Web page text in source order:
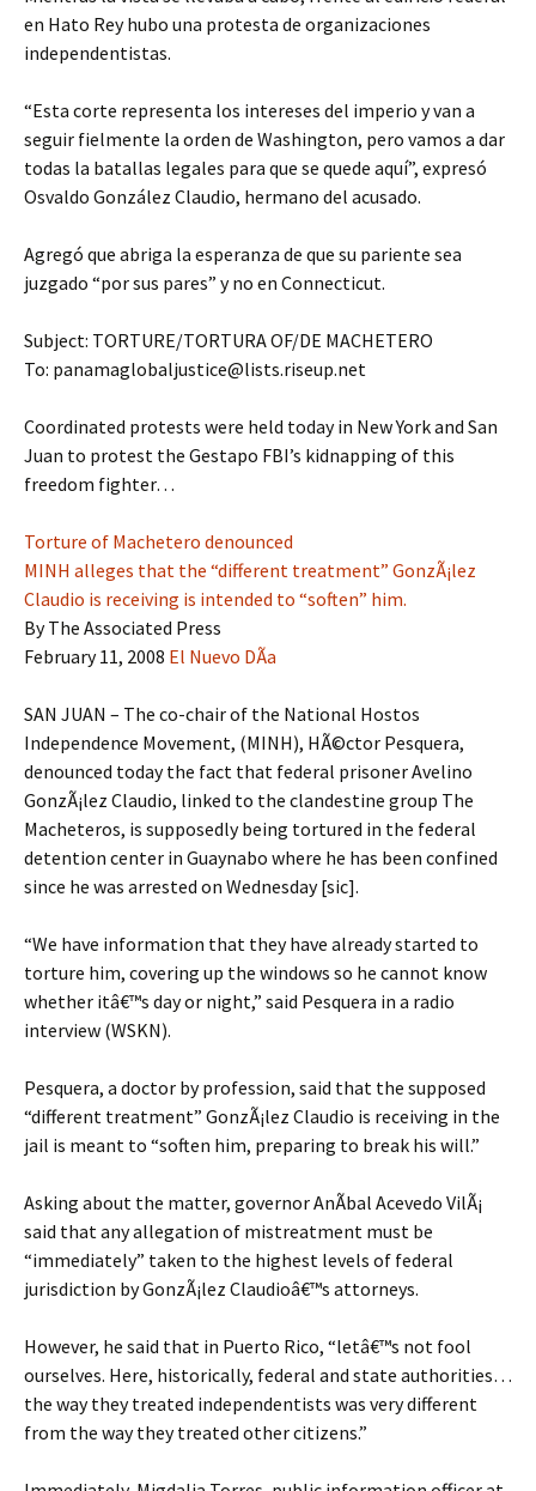
en Hato Rey hubo una protesta de organizaciones
independentistas.
“Esta corte representa los intereses del imperio y van a
seguir fielmente la orden de Washington, pero vamos a dar
todas la batallas legales para que se quede aquí”, expresó
Osvaldo González Claudio, hermano del acusado.
Agregó que abriga la esperanza de que su pariente sea
juzgado “por sus pares” y no en Connecticut.
Subject: TORTURE/TORTURA OF/DE MACHETERO
To: panamaglobaljustice@lists.riseup.net
Coordinated protests were held today in New York and San
Juan to protest the Gestapo FBI’s kidnapping of this
freedom fighter…
Torture of Machetero denounced
MINH alleges that the “different treatment” GonzÃ¡lez
Claudio is receiving is intended to “soften” him.
By The Associated Press
February 11, 2008 El Nuevo DÃ­a
SAN JUAN – The co-chair of the National Hostos
Independence Movement, (MINH), HÃ©ctor Pesquera,
denounced today the fact that federal prisoner Avelino
GonzÃ¡lez Claudio, linked to the clandestine group The
Macheteros, is supposedly being tortured in the federal
detention center in Guaynabo where he has been confined
since he was arrested on Wednesday [sic].
“We have information that they have already started to
torture him, covering up the windows so he cannot know
whether itâ€™s day or night,” said Pesquera in a radio
interview (WSKN).
Pesquera, a doctor by profession, said that the supposed
“different treatment” GonzÃ¡lez Claudio is receiving in the
jail is meant to “soften him, preparing to break his will.”
Asking about the matter, governor AnÃ­bal Acevedo VilÃ¡
said that any allegation of mistreatment must be
“immediately” taken to the highest levels of federal
jurisdiction by GonzÃ¡lez Claudioâ€™s attorneys.
However, he said that in Puerto Rico, “letâ€™s not fool
ourselves. Here, historically, federal and state authorities…
the way they treated independentists was very different
from the way they treated other citizens.”